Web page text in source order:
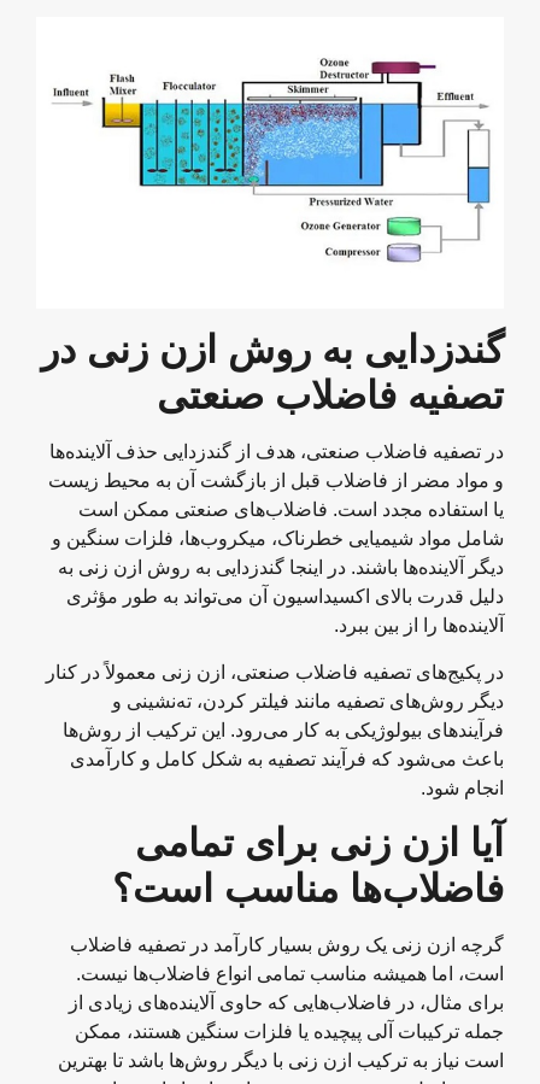
گندزدایی به روش ازن زنی در
تصفیه فاضلاب صنعتی
در تصفیه فاضلاب صنعتی، هدف از گندزدایی حذف آلاینده‌ها
و مواد مضر از فاضلاب قبل از بازگشت آن به محیط زیست
یا استفاده مجدد است. فاضلاب‌های صنعتی ممکن است
شامل مواد شیمیایی خطرناک، میکروب‌ها، فلزات سنگین و
دیگر آلاینده‌ها باشند. در اینجا گندزدایی به روش ازن زنی به
دلیل قدرت بالای اکسیداسیون آن می‌تواند به طور مؤثری
آلاینده‌ها را از بین ببرد.
در پکیج‌های تصفیه فاضلاب صنعتی، ازن زنی معمولاً در کنار
دیگر روش‌های تصفیه مانند فیلتر کردن، ته‌نشینی و
فرآیندهای بیولوژیکی به کار می‌رود. این ترکیب از روش‌ها
باعث می‌شود که فرآیند تصفیه به شکل کامل و کارآمدی
انجام شود.
آیا ازن زنی برای تمامی
فاضلاب‌ها مناسب است؟
گرچه ازن زنی یک روش بسیار کارآمد در تصفیه فاضلاب
است، اما همیشه مناسب تمامی انواع فاضلاب‌ها نیست.
برای مثال، در فاضلاب‌هایی که حاوی آلاینده‌های زیادی از
جمله ترکیبات آلی پیچیده یا فلزات سنگین هستند، ممکن
است نیاز به ترکیب ازن زنی با دیگر روش‌ها باشد تا بهترین